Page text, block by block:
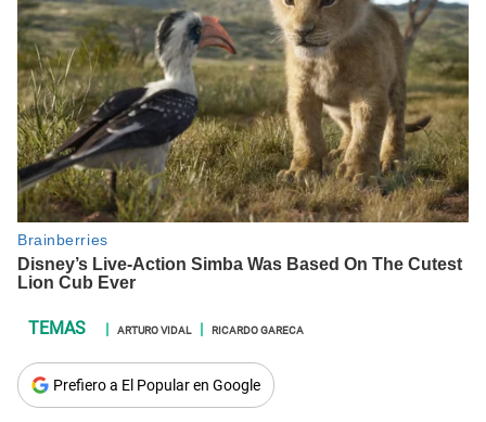
ARTURO VIDAL RICARDO GARECA
Prefiero a El Popular en Google